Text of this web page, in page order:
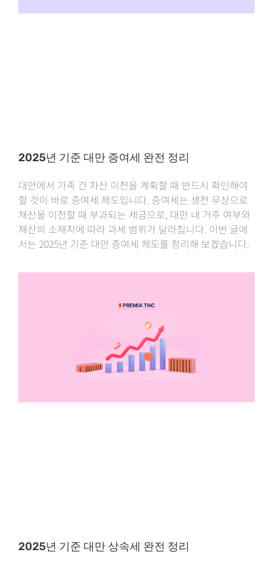
2025년 기준 대만 증여세 완전 정리
대만에서 가족 간 자산 이전을 계획할 때 반드시 확인해야
할 것이 바로 증여세 제도입니다. 증여세는 생전 무상으로
재산을 이전할 때 부과되는 세금으로, 대만 내 거주 여부와
재산의 소재지에 따라 과세 범위가 달라집니다. 이번 글에
서는 2025년 기준 대만 증여세 제도를 정리해 보겠습니다.
2025년 기준 대만 상속세 완전 정리